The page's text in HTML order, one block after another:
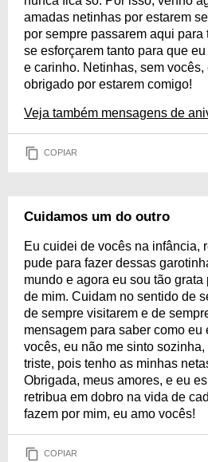
amadas netinhas por estarem
por sempre passarem aqui para
se esforçarem tanto para que
e carinho. Netinhas, sem
obrigado por estarem comigo!
Veja também mensagens de
COPIAR
Cuidamos um do outro
Eu cuidei de vocês na infância,
pude para fazer dessas
mundo e agora eu sou tão
de mim. Cuidam no sentido de
de sempre visitarem e de
mensagem para saber como eu
vocês, eu não me sinto
triste, pois tenho as minhas
Obrigada, meus amores, e eu
retribua em dobro na vida de
fazem por mim, eu amo vocês!
COPIAR